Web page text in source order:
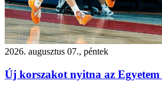
2026. augusztus 07., péntek
Új korszakot nyitna az Egyetem